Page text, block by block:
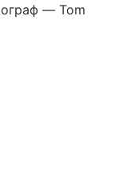
— Tom